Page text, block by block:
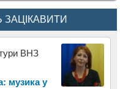
ВНЗ
музика у